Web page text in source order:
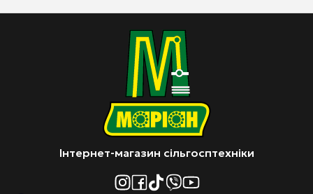
Інтернет-магазин сільгосптехніки